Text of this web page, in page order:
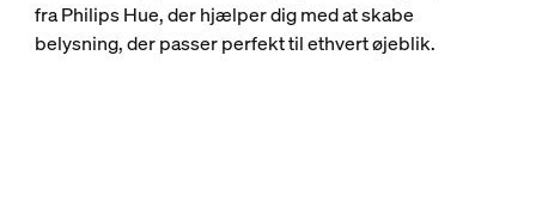
fra Philips Hue, der hjælper dig med at skabe
belysning, der passer perfekt til ethvert øjeblik.